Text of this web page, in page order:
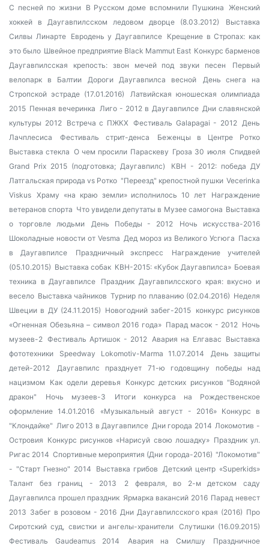
С песней по жизни В Русском доме вспомнили Пушкина
Женский
хоккей в Даугавпилсском ледовом дворце (8.03.2012)
Выставка
Силвы Линарте
Евродень у Даугавпилсе Крещение в Стропах: как
это было Швейное предприятие Black Mammut East Конкурс барменов
Даугавпилсская крепость: звон мечей под звуки песен
Первый
велопарк в Балтии
Дороги Даугавпилса весной
День снега на
Стропской эстраде (17.01.2016)
Латвийская юношеская олимпиада
2015 Пенная вечеринка Лиго - 2012 в Даугавпилсе Дни славянской
культуры 2012
Встреча с ПЖКХ Фестиваль Galapagai - 2012 День
Лачплесиса
Фестиваль стрит-денса
Беженцы в Центре Ротко
Выставка стекла О чем просили Параскеву Гроза 30 июля Спидвей
Grand Prix 2015 (подготовка; Даугавпилс)
КВН - 2012: победа ДУ
Латгальская природа vs Ротко "Переезд" крепостной пушки Vecerinka
Viskus Храму «на краю земли» исполнилось 10 лет
Награждение
ветеранов спорта Что увидели депутаты в Музее самогона Выставка
о торговле людьми
День Победы - 2012
Ночь искусства-2016
Шоколадные новости от Vesma Дед мороз из Великого Усгюга Пасха
в Даугавпилсе
Праздничный экспресс
Награждение учителей
(05.10.2015) Выставка собак КВН-2015: «Кубок Даугавпилса» Боевая
техника в Даугавпилсе
Праздник Даугавпилсского края: вкусно и
весело Выставка чайников Турнир по плаванию (02.04.2016) Неделя
Швеции в ДУ (24.11.2015) Новогодний забег-2015 конкурс рисунков
«Огненная Обезьяна – символ 2016 года» Парад масок - 2012 Ночь
музеев-2 Фестиваль Артишок - 2012 Авария на Елгавас Выставка
фототехники
Speedway Lokomotiv-Marma 11.07.2014
День защиты
детей-2012
Даугавпилс празднует 71-ю годовщину победы над
нацизмом
Как одели деревья
Конкурс детских рисунков "Водяной
дракон"
Ночь музеев-3
Итоги конкурса на Рождественское
оформление 14.01.2016
«Музыкальный август - 2016» Конкурс в
"Клондайке" Лиго 2013 в Даугавпилсе Дни города 2014 Локомотив -
Островия Конкурс рисунков «Нарисуй свою лошадку» Праздник ул.
Ригас 2014 Спортивные мероприятия (Дни города-2016) "Локомотив"
- "Старт Гнезно" 2014
Выставка грибов Детский центр «Superkids»
Талант без границ - 2013
2 февраля, во 2-м детском саду
Даугавпилса прошел праздник Ярмарка вакансий 2016 Парад невест
2013 Забег в розовом - 2016 Дни Даугавпилсского края (2016) Про
Сиротский суд, свистки и ангелы-хранители Слутишки (16.09.2015)
Фестиваль Gaudeamus 2014
Авария на Смилшу
Праздничное